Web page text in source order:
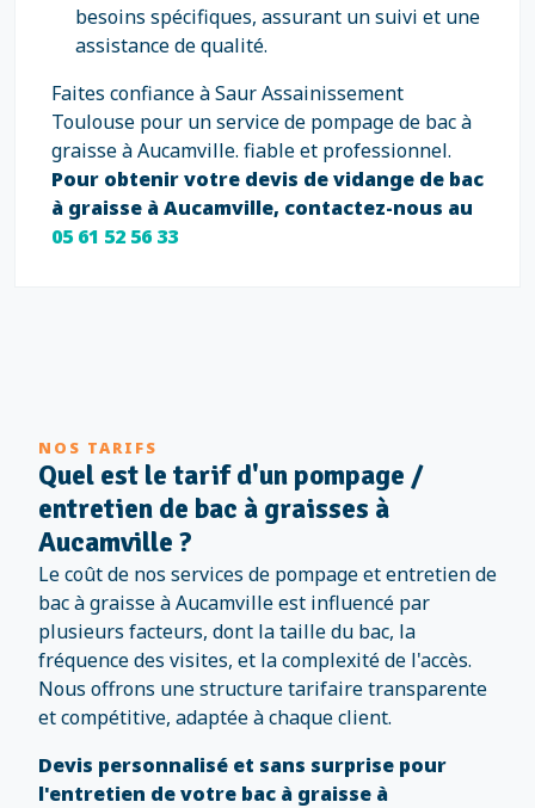
besoins spécifiques, assurant un suivi et une
assistance de qualité.
Faites confiance à Saur Assainissement
Toulouse pour un service de pompage de bac à
graisse à Aucamville. fiable et professionnel.
Pour obtenir votre devis de vidange de bac
à graisse à Aucamville, contactez-nous au
05 61 52 56 33
NOS TARIFS
Quel est le tarif d'un pompage /
entretien de bac à graisses à
Aucamville ?
Le coût de nos services de pompage et entretien de
bac à graisse à Aucamville est influencé par
plusieurs facteurs, dont la taille du bac, la
fréquence des visites, et la complexité de l'accès.
Nous offrons une structure tarifaire transparente
et compétitive, adaptée à chaque client.
Devis personnalisé et sans surprise pour
l'entretien de votre bac à graisse à